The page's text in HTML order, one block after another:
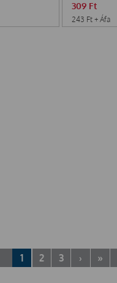
309 Ft
243 Ft + Áfa
1 2 3 › »